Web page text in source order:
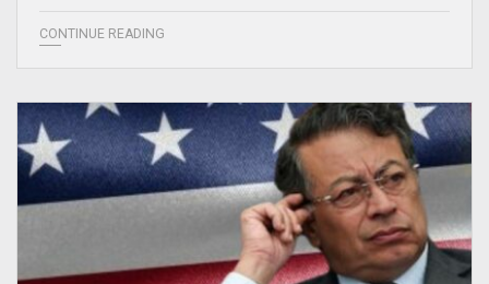
CONTINUE READING